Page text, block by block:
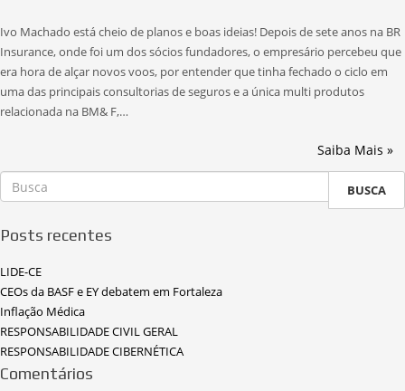
Ivo Machado está cheio de planos e boas ideias! Depois de sete anos na BR
Insurance, onde foi um dos sócios fundadores, o empresário percebeu que
era hora de alçar novos voos, por entender que tinha fechado o ciclo em
uma das principais consultorias de seguros e a única multi produtos
relacionada na BM& F,…
Saiba Mais »
BUSCA
Posts recentes
LIDE-CE
CEOs da BASF e EY debatem em Fortaleza
Inflação Médica
RESPONSABILIDADE CIVIL GERAL
RESPONSABILIDADE CIBERNÉTICA
Comentários